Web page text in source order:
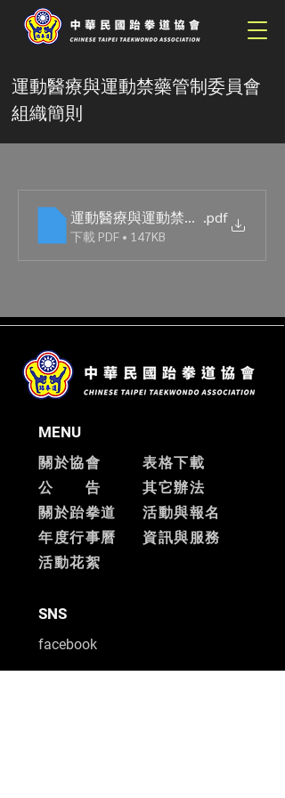
運動醫療與運動禁藥管制委員會
組織簡則
運動醫療與運動禁藥管制委員會
.pdf
下載 PDF • 147KB
MENU
關於協會
公 告
關於跆拳道
​年度行事曆
​活動花絮
表格下載
其它辦法
活動與報名
資訊與服務
SNS
facebook